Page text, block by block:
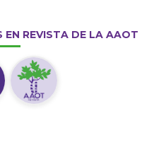
EN REVISTA DE LA AAOT